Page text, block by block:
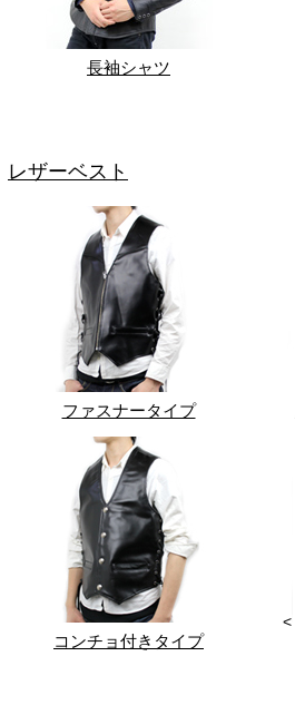
長袖シャツ
レザーベスト
ファスナータイプ
コンチョ付きタイプ
<